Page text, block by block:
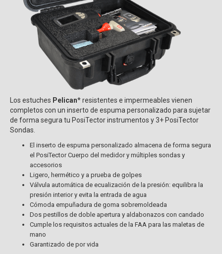
Los estuches Pelican* resistentes e impermeables vienen
completos con un inserto de espuma personalizado para sujetar
de forma segura tu PosiTector instrumentos y 3+ PosiTector
Sondas.
El inserto de espuma personalizado almacena de forma segura
el PosiTector Cuerpo del medidor y múltiples sondas y
accesorios
Ligero, hermético y a prueba de golpes
Válvula automática de ecualización de la presión: equilibra la
presión interior y evita la entrada de agua
Cómoda empuñadura de goma sobremoldeada
Dos pestillos de doble apertura y aldabonazos con candado
Cumple los requisitos actuales de la FAA para las maletas de
mano
Garantizado de por vida